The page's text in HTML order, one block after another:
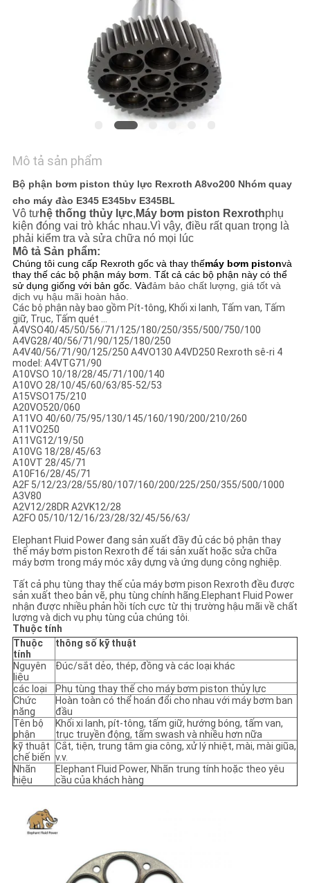
SƠ
ĐỒ
TRANG
WEB
PRIVACY
POLICY
Mô tả sản phẩm
Bộ phận bơm piston thủy lực Rexroth A8vo200 Nhóm quay
cho máy đào E345 E345bv E345BL
Vô tưhệ thống thủy lực, Máy bơm piston Rexrothphụ
kiện đóng vai trò khác nhau.Vì vậy, điều rất quan trọng là
phải kiểm tra và sửa chữa nó mọi lúc
Mô tả Sản phẩm:
Chúng tôi cung cấp Rexroth gốc và thay thếmáy bơm pistonvà
thay thế các bộ phận máy bơm. Tất cả các bộ phận này có thể
sử dụng giống với bản gốc. Vàđảm bảo chất lượng, giá tốt và
dịch vụ hậu mãi hoàn hảo.
Các bộ phận này bao gồm Pít-tông, Khối xi lanh, Tấm van, Tấm
giữ, Trục, Tấm quét ...
A4VSO40/45/50/56/71/125/180/250/355/500/750/100
A4VG28/40/56/71/90/125/180/250
A4V40/56/71/90/125/250 A4VO130 A4VD250 Rexroth sê-ri 4
model: A4VTG71/90
A10VSO 10/18/28/45/71/100/140
A10VO 28/10/45/60/63/85-52/53
A15VSO175/210
A20VO520/060
A11VO 40/60/75/95/130/145/160/190/200/210/260
A11VO250
A11VG12/19/50
A10VG 18/28/45/63
A10VT 28/45/71
A10F16/28/45/71
A2F 5/12/23/28/55/80/107/160/200/225/250/355/500/1000
A3V80
A2V12/28DR A2VK12/28
A2FO 05/10/12/16/23/28/32/45/56/63/
Elephant Fluid Power đang sản xuất đầy đủ các bộ phận thay
thế máy bơm piston Rexroth để tái sản xuất hoặc sửa chữa
máy bơm trong máy móc xây dựng và ứng dụng công nghiệp.
Tất cả phụ tùng thay thế của máy bơm pison Rexroth đều được
sản xuất theo bản vẽ, phụ tùng chính hãng.Elephant Fluid Power
nhận được nhiều phản hồi tích cực từ thị trường hậu mãi về chất
lượng và dịch vụ phụ tùng của chúng tôi.
Thuộc tính
Thuộc
tính
thông số kỹ thuật
Nguyên
liệu
Đúc/sắt dẻo, thép, đồng và các loại khác
các loại
Phụ tùng thay thế cho máy bơm piston thủy lực
Chức
năng
Hoàn toàn có thể hoán đổi cho nhau với máy bơm ban
đầu
Tên bộ
phận
Khối xi lanh, pít-tông, tấm giữ, hướng bóng, tấm van,
trục truyền động, tấm swash và nhiều hơn nữa
kỹ thuật
chế biến
Cắt, tiện, trung tâm gia công, xử lý nhiệt, mài, mài giũa,
v.v.
Nhãn
hiệu
Elephant Fluid Power, Nhãn trung tính hoặc theo yêu
cầu của khách hàng